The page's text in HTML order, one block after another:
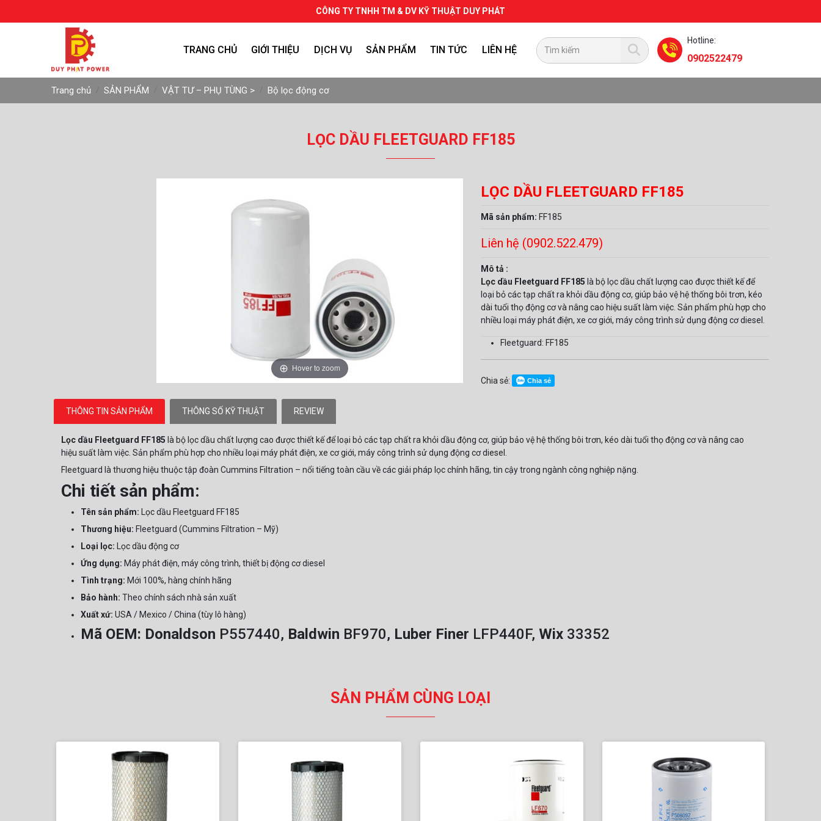
CÔNG TY TNHH TM & DV KỸ THUẬT DUY PHÁT
TRANG CHỦ GIỚI THIỆU DỊCH VỤ SẢN PHẨM TIN TỨC LIÊN HỆ
Hotline:
0902522479
Trang chủ SẢN PHẨM VẬT TƯ – PHỤ TÙNG > Bộ lọc động cơ
LỌC DẦU FLEETGUARD FF185
Hover to zoom
LỌC DẦU FLEETGUARD FF185
Mã sản phẩm: FF185
Liên hệ (0902.522.479)
Mô tả :
Lọc dầu Fleetguard FF185 là bộ lọc dầu chất lượng cao được thiết kế để
loại bỏ các tạp chất ra khỏi dầu động cơ, giúp bảo vệ hệ thống bôi trơn, kéo
dài tuổi thọ động cơ và nâng cao hiệu suất làm việc. Sản phẩm phù hợp cho
nhiều loại máy phát điện, xe cơ giới, máy công trình sử dụng động cơ diesel.
Fleetguard: FF185
Chia sẻ: Chia sẻ
THÔNG TIN SẢN PHẨM THÔNG SỐ KỸ THUẬT REVIEW
Lọc dầu Fleetguard FF185 là bộ lọc dầu chất lượng cao được thiết kế để loại bỏ các tạp chất ra khỏi dầu động cơ, giúp bảo vệ hệ thống bôi trơn, kéo dài tuổi thọ động cơ và nâng cao
hiệu suất làm việc. Sản phẩm phù hợp cho nhiều loại máy phát điện, xe cơ giới, máy công trình sử dụng động cơ diesel.
Fleetguard là thương hiệu thuộc tập đoàn Cummins Filtration – nổi tiếng toàn cầu về các giải pháp lọc chính hãng, tin cậy trong ngành công nghiệp nặng.
Chi tiết sản phẩm:
Tên sản phẩm: Lọc dầu Fleetguard FF185
Thương hiệu: Fleetguard (Cummins Filtration – Mỹ)
Loại lọc: Lọc dầu động cơ
Ứng dụng: Máy phát điện, máy công trình, thiết bị động cơ diesel
Tình trạng: Mới 100%, hàng chính hãng
Bảo hành: Theo chính sách nhà sản xuất
Xuất xứ: USA / Mexico / China (tùy lô hàng)
Mã OEM: Donaldson P557440, Baldwin BF970, Luber Finer LFP440F, Wix 33352
SẢN PHẨM CÙNG LOẠI